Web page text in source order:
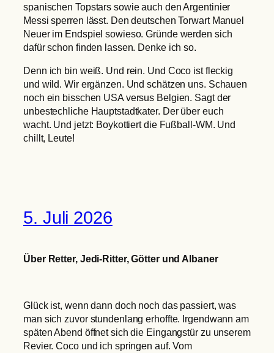
spanischen Topstars sowie auch den Argentinier
Messi sperren lässt. Den deutschen Torwart Manuel
Neuer im Endspiel sowieso. Gründe werden sich
dafür schon finden lassen. Denke ich so.
Denn ich bin weiß. Und rein. Und Coco ist fleckig
und wild. Wir ergänzen. Und schätzen uns. Schauen
noch ein bisschen USA versus Belgien. Sagt der
unbestechliche Hauptstadtkater. Der über euch
wacht. Und jetzt: Boykottiert die Fußball-WM. Und
chillt, Leute!
5. Juli 2026
Über Retter, Jedi-Ritter, Götter und Albaner
Glück ist, wenn dann doch noch das passiert, was
man sich zuvor stundenlang erhoffte. Irgendwann am
späten Abend öffnet sich die Eingangstür zu unserem
Revier. Coco und ich springen auf. Vom